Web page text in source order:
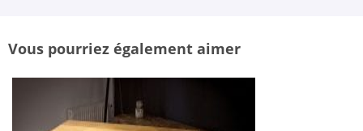
Vous pourriez également aimer